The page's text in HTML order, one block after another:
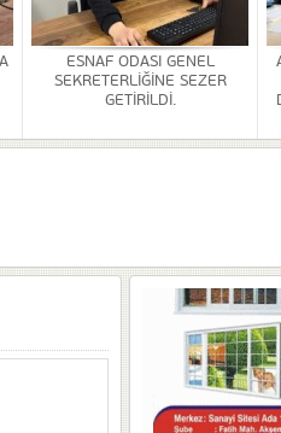
ADAY OLDU
ESNAF ODASI GENEL
SEKRETERLİĞİNE SEZER
GETİRİLDİ.